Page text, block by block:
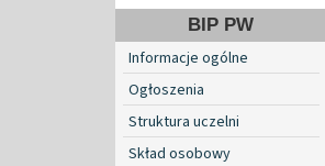
BIP PW
Informacje ogólne
Ogłoszenia
Struktura uczelni
Skład osobowy